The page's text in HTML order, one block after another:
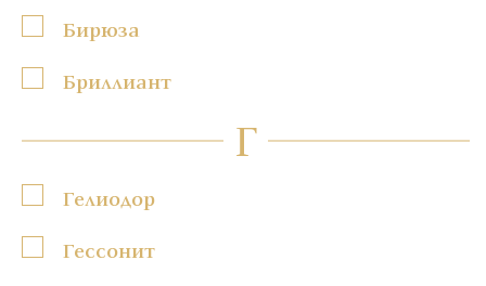
Бирюза
Бриллиант
Г
Гелиодор
Гессонит